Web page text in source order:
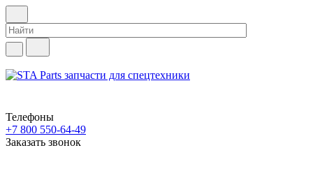
Телефоны
+7 800 550-64-49
Заказать звонок